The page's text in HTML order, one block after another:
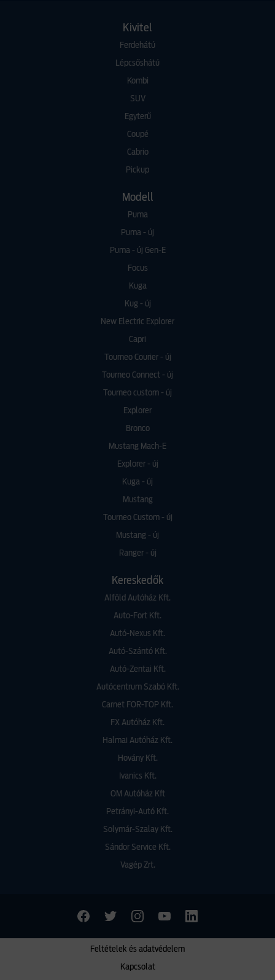
Kivitel
Ferdehátú
Lépcsőshátú
Kombi
SUV
Egyterű
Coupé
Cabrio
Pickup
Modell
Puma
Puma - új
Puma - új Gen-E
Focus
Kuga
Kug - új
New Electric Explorer
Capri
Tourneo Courier - új
Tourneo Connect - új
Tourneo custom - új
Explorer
Bronco
Mustang Mach-E
Explorer - új
Kuga - új
Mustang
Tourneo Custom - új
Mustang - új
Ranger - új
Kereskedők
Alföld Autóház Kft.
Auto-Fort Kft.
Autó-Nexus Kft.
Autó-Szántó Kft.
Autó-Zentai Kft.
Autócentrum Szabó Kft.
Carnet FOR-TOP Kft.
FX Autóház Kft.
Halmai Autóház Kft.
Hovány Kft.
Ivanics Kft.
OM Autóház Kft
Petrányi-Autó Kft.
Solymár-Szalay Kft.
Sándor Service Kft.
Vagép Zrt.
Kapcsolat
Feltételek és adatvédelem